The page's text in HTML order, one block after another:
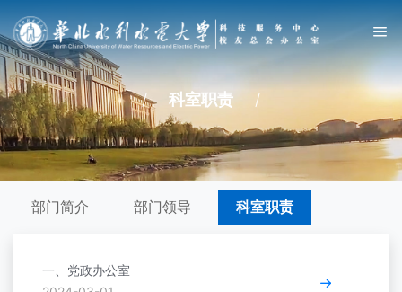
/ 科室职责 /
部门简介 部门领导 科室职责
一、党政办公室